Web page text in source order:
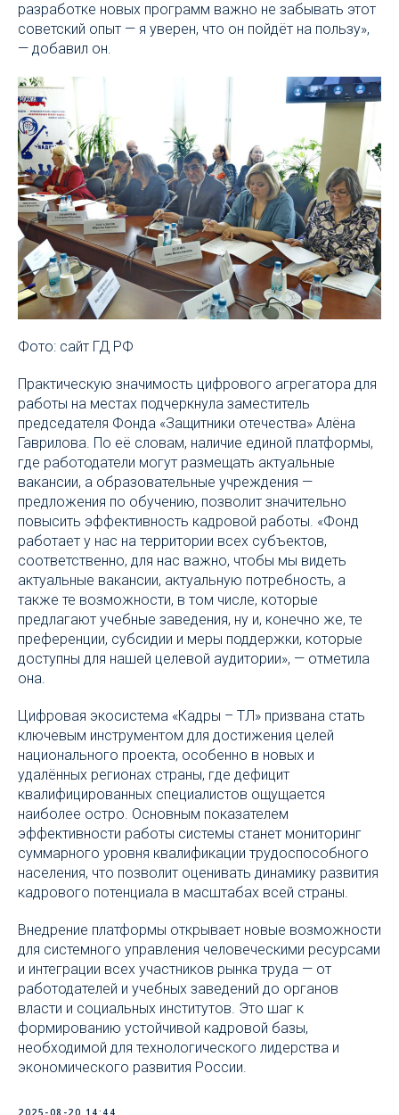
разработке новых программ важно не забывать этот
советский опыт — я уверен, что он пойдёт на пользу»,
— добавил он.
Фото: сайт ГД РФ
Практическую значимость цифрового агрегатора для
работы на местах подчеркнула заместитель
председателя Фонда «Защитники отечества» Алёна
Гаврилова. По её словам, наличие единой платформы,
где работодатели могут размещать актуальные
вакансии, а образовательные учреждения —
предложения по обучению, позволит значительно
повысить эффективность кадровой работы. «Фонд
работает у нас на территории всех субъектов,
соответственно, для нас важно, чтобы мы видеть
актуальные вакансии, актуальную потребность, а
также те возможности, в том числе, которые
предлагают учебные заведения, ну и, конечно же, те
преференции, субсидии и меры поддержки, которые
доступны для нашей целевой аудитории», — отметила
она.
Цифровая экосистема «Кадры – ТЛ» призвана стать
ключевым инструментом для достижения целей
национального проекта, особенно в новых и
удалённых регионах страны, где дефицит
квалифицированных специалистов ощущается
наиболее остро. Основным показателем
эффективности работы системы станет мониторинг
суммарного уровня квалификации трудоспособного
населения, что позволит оценивать динамику развития
кадрового потенциала в масштабах всей страны.
Внедрение платформы открывает новые возможности
для системного управления человеческими ресурсами
и интеграции всех участников рынка труда — от
работодателей и учебных заведений до органов
власти и социальных институтов. Это шаг к
формированию устойчивой кадровой базы,
необходимой для технологического лидерства и
экономического развития России.